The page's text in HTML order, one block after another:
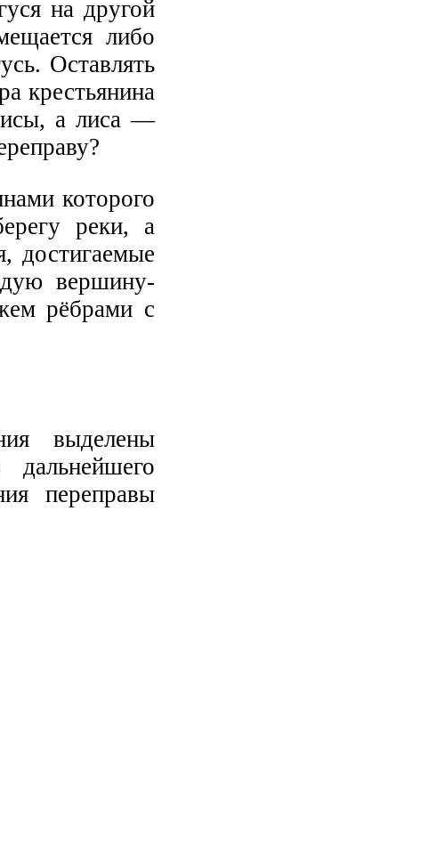
на другой
либо
Оставлять
крестьянина
а лиса —
которого
реки, а
достигаемые
вершину-
рёбрами с
выделены
переправы